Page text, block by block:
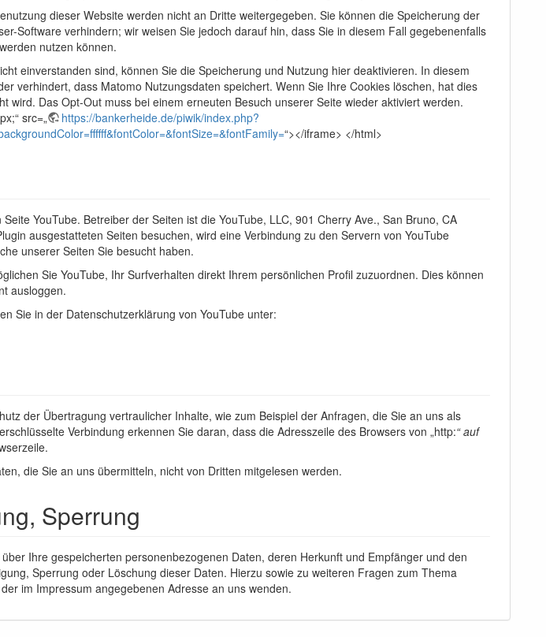
dieser Website werden nicht an Dritte weitergegeben. Sie können die Speicherung der
Software verhindern; wir weisen Sie jedoch darauf hin, dass Sie in diesem Fall gegebenenfalls
nutzen können.
einverstanden sind, können Sie die Speicherung und Nutzung hier deaktivieren. In diesem
verhindert, dass Matomo Nutzungsdaten speichert. Wenn Sie Ihre Cookies löschen, hat dies
wird. Das Opt-Out muss bei einem erneuten Besuch unserer Seite wieder aktiviert werden.
src=„
https://bankerheide.de/piwik/index.php?
“></iframe> </html>
YouTube. Betreiber der Seiten ist die YouTube, LLC, 901 Cherry Ave., San Bruno, CA
ausgestatteten Seiten besuchen, wird eine Verbindung zu den Servern von YouTube
unserer Seiten Sie besucht haben.
Sie YouTube, Ihr Surfverhalten direkt Ihrem persönlichen Profil zuzuordnen. Dies können
ausloggen.
Sie in der Datenschutzerklärung von YouTube unter:
der Übertragung vertraulicher Inhalte, wie zum Beispiel der Anfragen, die Sie an uns als
Verbindung erkennen Sie daran, dass die Adresszeile des Browsers von „http:“ auf
die Sie an uns übermitteln, nicht von Dritten mitgelesen werden.
Sperrung
Ihre gespeicherten personenbezogenen Daten, deren Herkunft und Empfänger und den
Sperrung oder Löschung dieser Daten. Hierzu sowie zu weiteren Fragen zum Thema
im Impressum angegebenen Adresse an uns wenden.